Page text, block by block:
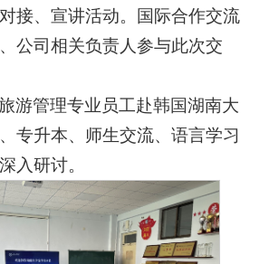
接、宣讲活动。国际合作交流
公司相关负责人参与此次交
游管理专业员工赴韩国湖南大
专升本、师生交流、语言学习
入研讨。